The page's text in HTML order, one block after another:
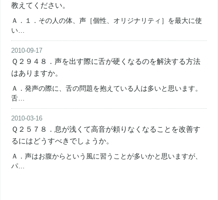
教えてください。
Ａ．１．その人の体、声［個性、オリジナリティ］を最大に使
い…
2010-09-17
Ｑ２９４８．声を出す際に舌が硬くなるのを解決する方法
はありますか。
Ａ．発声の際に、舌の問題を抱えている人は多いと思います。
舌…
2010-03-16
Ｑ２５７８．息が浅くて高音が頼りなくなることを改善す
るにはどうすべきでしょうか。
Ａ．声はお腹からという風に習うことが多いかと思いますが、
パ…